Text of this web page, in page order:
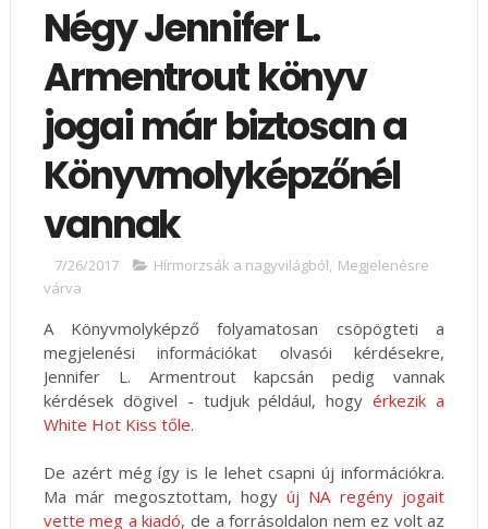
Négy Jennifer L.
Armentrout könyv
jogai már biztosan a
Könyvmolyképzőnél
vannak
7/26/2017 Hírmorzsák a nagyvilágból, Megjelenésre
várva
A Könyvmolyképző folyamatosan csöpögteti a
megjelenési információkat olvasói kérdésekre,
Jennifer L. Armentrout kapcsán pedig vannak
kérdések dögivel - tudjuk például, hogyérkezik a
White Hot Kiss tőle.
De azért még így is le lehet csapni új információkra.
Ma már megosztottam, hogyúj NA regény jogait
vette meg a kiadó, de a forrásoldalon nem ez volt az